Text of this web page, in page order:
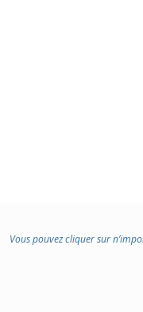
Vous pouvez cliquer sur